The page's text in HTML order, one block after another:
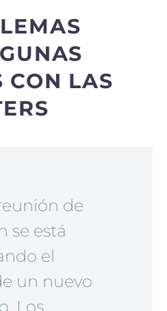
CON LAS
de
se está
el
un nuevo
Los